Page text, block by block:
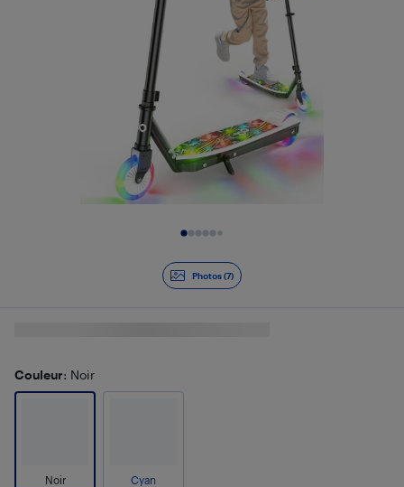
Photos (7)
Couleur: Noir
Noir Cyan